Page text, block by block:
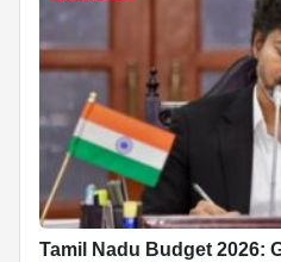
Tamil Nadu Budget 2026: